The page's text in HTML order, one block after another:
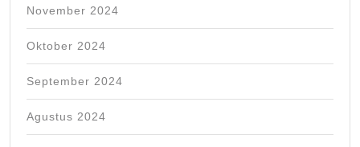
November 2024
Oktober 2024
September 2024
Agustus 2024